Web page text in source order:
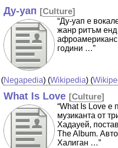
Ду-уап [Culture]
“Ду-уап е
жанр ритъм енд
години …”
(Negapedia) (Wikipedia) (
What Is Love [Culture]
“What Is Love е
музиканта от
Хадауей,
The Album.
Халиган …”